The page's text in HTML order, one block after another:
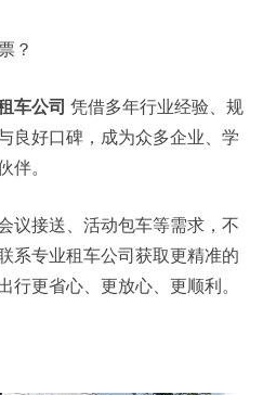
？
车公司 凭借多年行业经验、规
良好口碑，成为众多企业、学
伴。
议接送、活动包车等需求，不
系专业租车公司获取更精准的
行更省心、更放心、更顺利。